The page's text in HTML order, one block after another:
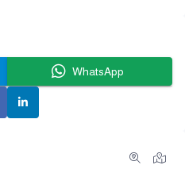
WhatsApp